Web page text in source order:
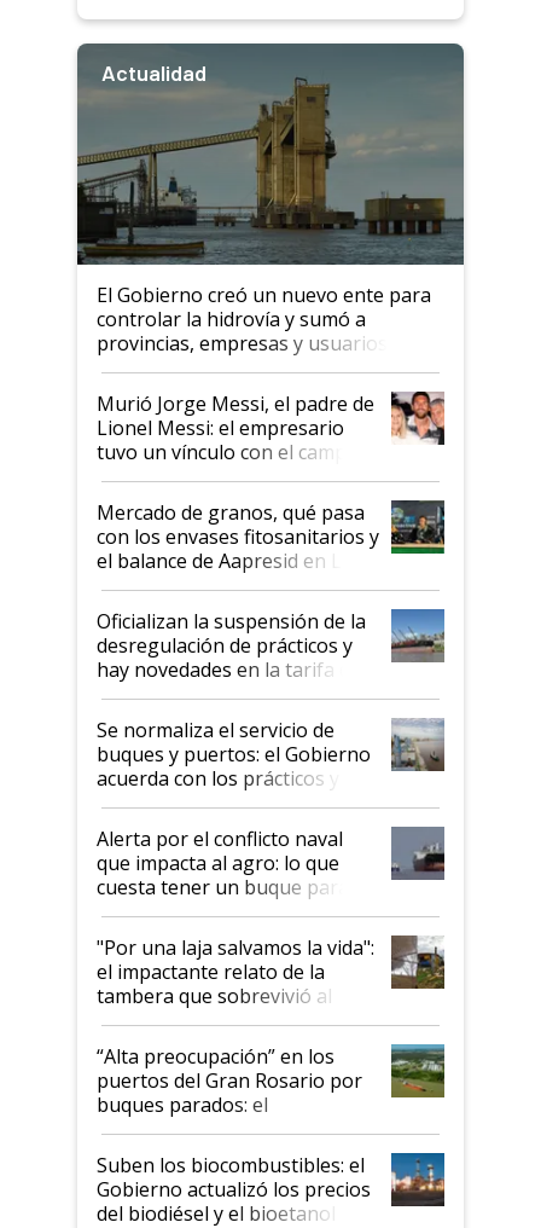
Actualidad
El Gobierno creó un nuevo ente para
controlar la hidrovía y sumó a
provincias, empresas y usuarios
Murió Jorge Messi, el padre de
Lionel Messi: el empresario
tuvo un vínculo con el campo
Mercado de granos, qué pasa
con los envases fitosanitarios y
el balance de Aapresid en La
Posta
Oficializan la suspensión de la
desregulación de prácticos y
hay novedades en la tarifa de
la hidrovía
Se normaliza el servicio de
buques y puertos: el Gobierno
acuerda con los prácticos y
suspende el decreto de
desregulación
Alerta por el conflicto naval
que impacta al agro: lo que
cuesta tener un buque parado
y el peligro de que Argentina
pase a ser "país sucio"
"Por una laja salvamos la vida":
el impactante relato de la
tambera que sobrevivió al
tornado
“Alta preocupación” en los
puertos del Gran Rosario por
buques parados: el
funcionamiento de las
exportadoras en tensión tras
la medida de fuerza de los
prácticos
Suben los biocombustibles: el
Gobierno actualizó los precios
del biodiésel y el bioetanol